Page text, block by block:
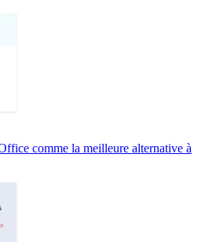
comme la meilleure alternative à